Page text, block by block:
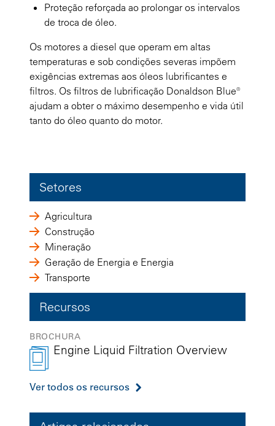
Proteção reforçada ao prolongar os intervalos
de troca de óleo.
Os motores a diesel que operam em altas
temperaturas e sob condições severas impõem
exigências extremas aos óleos lubrificantes e
filtros. Os filtros de lubrificação Donaldson Blue®
ajudam a obter o máximo desempenho e vida útil
tanto do óleo quanto do motor.
Setores
Agricultura
Construção
Mineração
Geração de Energia e Energia
Transporte
Recursos
BROCHURA
Engine Liquid Filtration Overview
Ver todos os recursos